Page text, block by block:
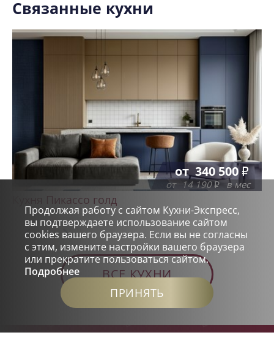
Связанные кухни
от 340 500
от 14 190 в мес
Кухня Пикассо голд
ВСЕ КУХНИ
Продолжая работу с сайтом Кухни-Экспресс,
вы подтверждаете использование сайтом
cookies вашего браузера. Если вы не согласны
с этим, измените настройки вашего браузера
или прекратите пользоваться сайтом.
Подробнее
ПРИНЯТЬ